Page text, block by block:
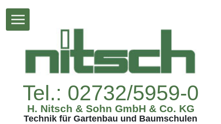
Tel.:02732/5959-0
H.Nitsch&SohnGmbH&Co.KG
TechnikfürGartenbauundBaumschulen